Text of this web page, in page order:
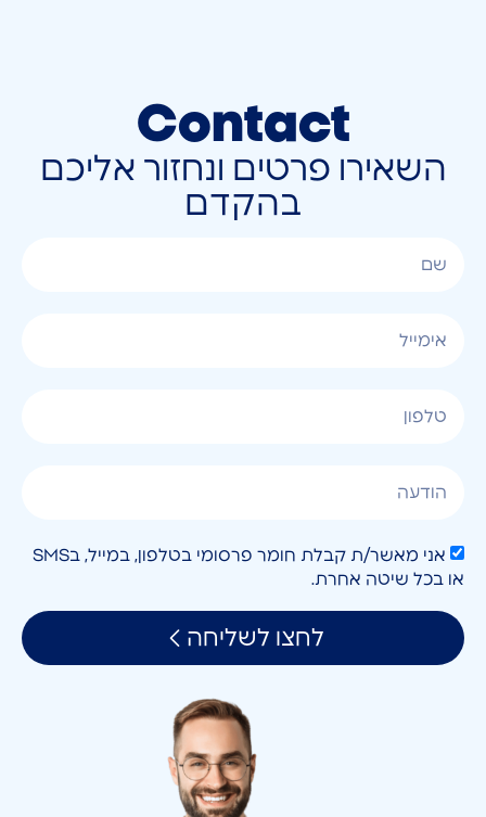
Contact
השאירו פרטים ונחזור אליכם
בהקדם
אני מאשר/ת קבלת חומר פרסומי בטלפון, במייל, בSMS
או בכל שיטה אחרת.
לחצו לשליחה